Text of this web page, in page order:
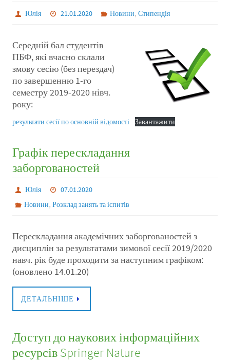
Юлія 21.01.2020 Новини, Стипендія
Середній бал студентів
ПБФ, які вчасно склали
змову сесію (без перездач)
по завершенню 1-го
семестру 2019-2020 нівч.
року:
результати сесії по основній відомості Завантажити
Графік перескладання
заборгованостей
Юлія
07.01.2020
Новини,Розклад занять та іспитів
Перескладання академічних заборгованостей з
дисциплін за результатами зимової сесії 2019/2020
навч. рік буде проходити за наступним графіком:
(оновлено 14.01.20)
ДЕТАЛЬНІШЕ
Доступ до наукових інформаційних
ресурсів Springer Nature